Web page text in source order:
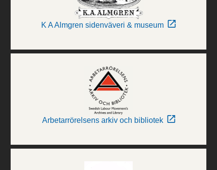
K A Almgren sidenväveri & museum
Arbetarrörelsens arkiv och bibliotek